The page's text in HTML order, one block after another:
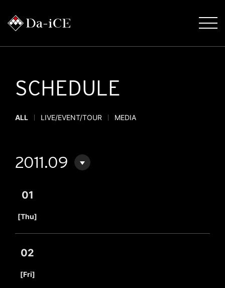
SCHEDULE
ALL LIVE/EVENT/TOUR MEDIA
2011.09
01
[Thu]
02
[Fri]